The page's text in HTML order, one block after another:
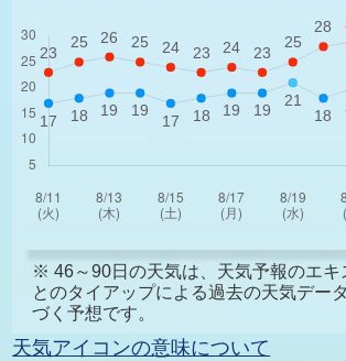
※ 46～90日の天気は、天気予報のエキ
とのタイアップによる過去の天気デー
づく予想です。
天気アイコンの意味について